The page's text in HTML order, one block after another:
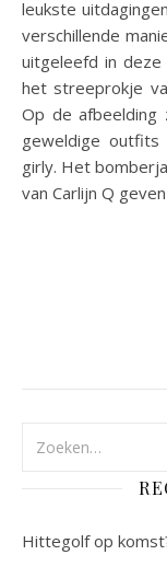
leukste
verschillende
uitgeleefd in deze
het streeprokje
Op de
geweldige
girly. Het
van Carlijn Q
Hittegolf op